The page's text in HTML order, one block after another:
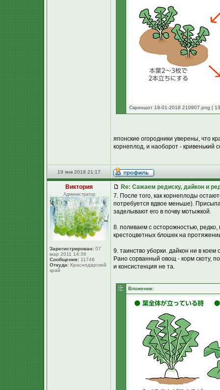
Скриншот 19-01-2018 210907.png [
японские огородники уверены, что
корнеплод, и наоборот - кривенький
19 янв 2018 21:17
Виктория
Администратор
Зарегистрирован: 07
мар 2011 14:36
Сообщения: 11746
Откуда: Краснодарский
край
Re: Сажаем редиску, дайкон и
7. После того, как корнеплоды
потребуется вдвое меньше).
заделывают его в почву мотыжкой.
8. поливаем с осторожностью,
крестоцветных блошек на
9. таинство уборки. дайкон ни в
Рано сорванный овощ - корм скоту,
и консистенция не та.
Вложение: